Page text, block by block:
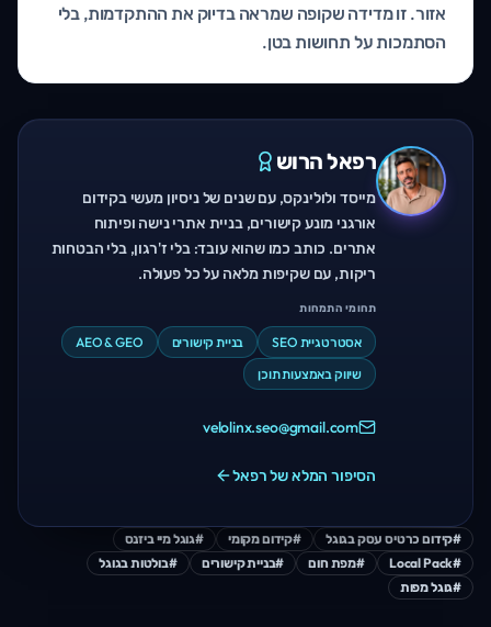
אזור. זו מדידה שקופה שמראה בדיוק את ההתקדמות, בלי
הסתמכות על תחושות בטן.
רפאל הרוש
מייסד ולולינקס, עם שנים של ניסיון מעשי בקידום
אורגני מונע קישורים, בניית אתרי נישה ופיתוח
אתרים. כותב כמו שהוא עובד: בלי ז'רגון, בלי הבטחות
ריקות, עם שקיפות מלאה על כל פעולה.
תחומי התמחות
אסטרטגיית SEO בניית קישורים
AEO & GEO
שיווק באמצעות תוכן
velolinx.seo@gmail.com
הסיפור המלא של רפאל
#קידום כרטיס עסק בגוגל #קידום מקומי #גוגל מיי ביזנס
#
Local Pack
#מפת חום #בניית קישורים #בולטות בגוגל
#גוגל מפות